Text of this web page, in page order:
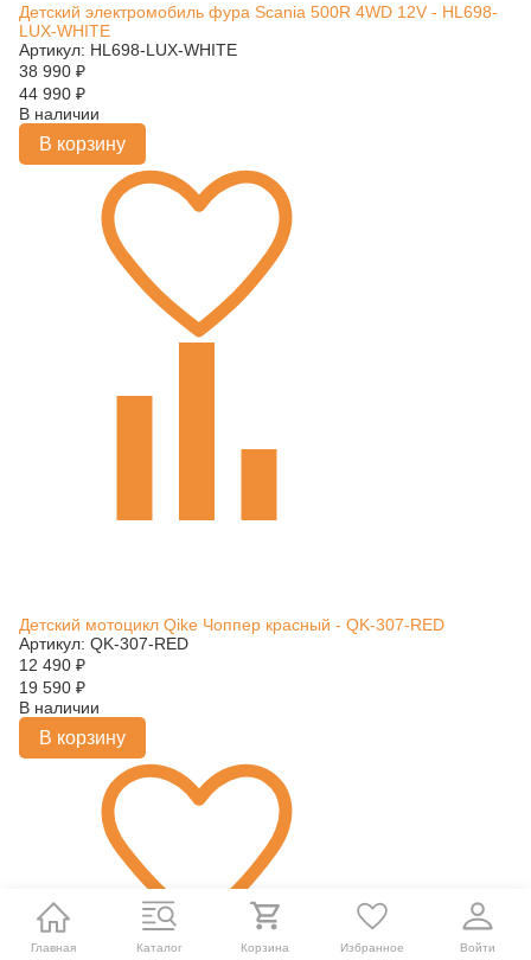
Детский электромобиль фура Scania 500R 4WD 12V - HL698-
LUX-WHITE
Артикул: HL698-LUX-WHITE
38 990 ₽
44 990 ₽
В наличии
В корзину
Детский мотоцикл Qike Чоппер красный - QK-307-RED
Артикул: QK-307-RED
12 490 ₽
19 590 ₽
В наличии
В корзину
Главная Каталог Корзина Избранное Войти